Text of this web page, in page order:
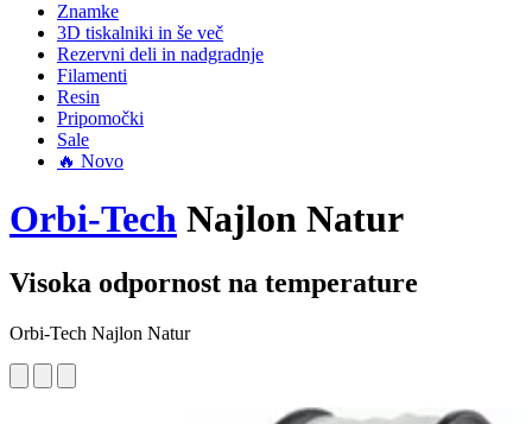
Znamke
3D tiskalniki in še več
Rezervni deli in nadgradnje
Filamenti
Resin
Pripomočki
Sale
🔥 Novo
Orbi-Tech Najlon Natur
Visoka odpornost na temperature
Orbi-Tech Najlon Natur